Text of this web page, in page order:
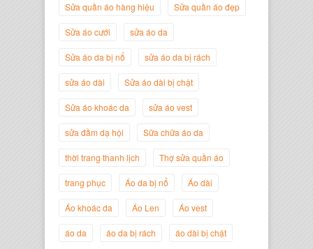
Nguyễn Minh Đức
Giám Đốc Công ty Cây Xanh Gia
Nguyễn
Sửa quần áo hàng hiệu Sửa quần áo đẹp
Sửa áo cưới sửa áo da
Sửa áo da bị nổ sửa áo da bị rách
sửa áo dài Sửa áo dài bị chật
Sửa áo khoác da sửa áo vest
sửa đầm dạ hội Sữa chữa áo da
thời trang thanh lịch Thợ sửa quần áo
trang phục Áo da bị nổ Áo dài
Áo khoác da Áo Len Áo vest
áo da áo da bị rách áo dài bị chật